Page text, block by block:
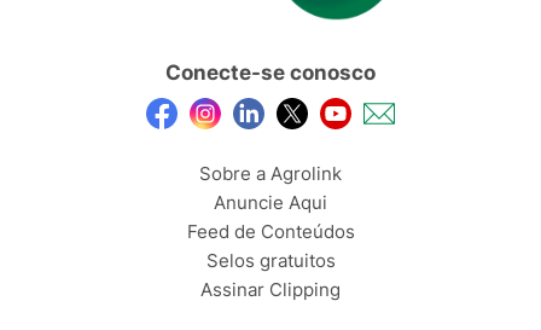
Conecte-se conosco
Sobre a Agrolink
Anuncie Aqui
Feed de Conteúdos
Selos gratuitos
Assinar Clipping